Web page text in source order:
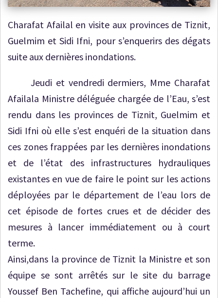
Charafat Afailal en visite aux provinces de Tiznit,
Guelmim et Sidi Ifni, pour s’enquerirs des dégats
suite aux dernières inondations.
Jeudi et vendredi dermiers, Mme Charafat
Afailala Ministre déléguée chargée de l’Eau, s’est
rendu dans les provinces de Tiznit, Guelmim et
Sidi Ifni où elle s’est enquéri de la situation dans
ces zones frappées par les dernières inondations
et de l’état des infrastructures hydrauliques
existantes en vue de faire le point sur les actions
déployées par le département de l’eau lors de
cet épisode de fortes crues et de décider des
mesures à lancer immédiatement ou à court
terme.
Ainsi,dans la province de Tiznit la Ministre et son
équipe se sont arrêtés sur le site du barrage
Youssef Ben Tachefine, qui affiche aujourd’hui un